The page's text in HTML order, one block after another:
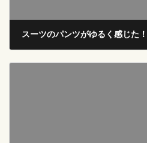
スーツのパンツがゆるく感じた！